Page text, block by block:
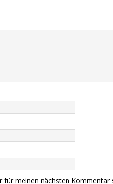
für meinen nächsten Kommentar